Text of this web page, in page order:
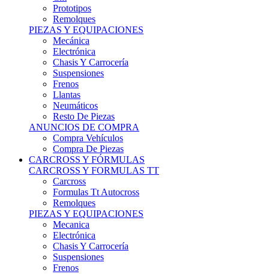
Remolques
PIEZAS Y EQUIPACIONES
Mecánica
Electrónica
Chasis Y Carrocería
Suspensiones
Frenos
Llantas
Neumáticos
Resto De Piezas
ANUNCIOS DE COMPRA
Compra Vehículos
Compra De Piezas
CARCROSS Y FÓRMULAS
CARCROSS Y FORMULAS TT
Carcross
Formulas Tt Autocross
Remolques
PIEZAS Y EQUIPACIONES
Mecanica
Electrónica
Chasis Y Carrocería
Suspensiones
Frenos
Llantas